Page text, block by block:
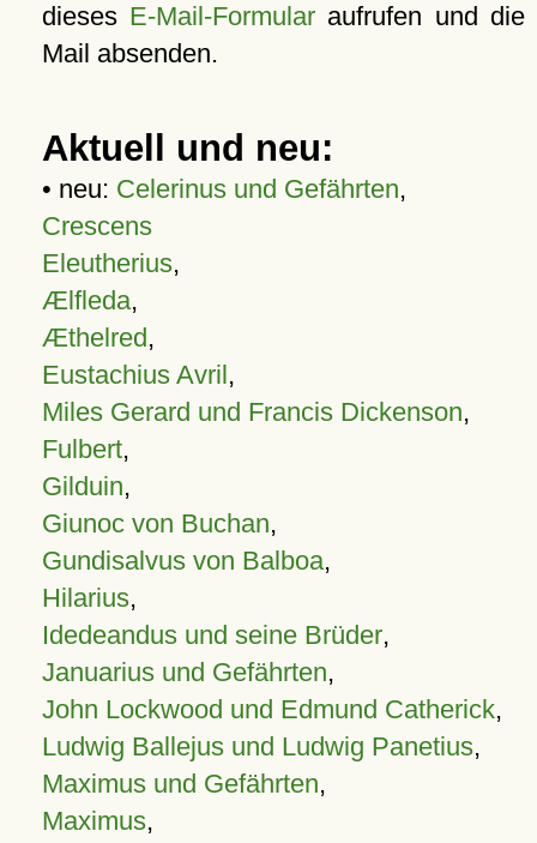
dieses E-Mail-Formular aufrufen und die
Mail absenden.
Aktuell und neu:
• neu: Celerinus und Gefährten,
Crescens
Eleutherius,
Ælfleda,
Æthelred,
Eustachius Avril,
Miles Gerard und Francis Dickenson,
Fulbert,
Gilduin,
Giunoc von Buchan,
Gundisalvus von Balboa,
Hilarius,
Idedeandus und seine Brüder,
Januarius und Gefährten,
John Lockwood und Edmund Catherick,
Ludwig Ballejus und Ludwig Panetius,
Maximus und Gefährten,
Maximus,